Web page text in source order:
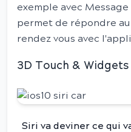
exemple avec
permet de répondre
rendez vous avec
3D Touch & Widgets
Siri va deviner ce qui